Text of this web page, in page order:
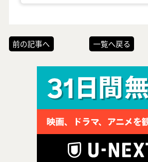
前の記事へ 一覧へ戻る